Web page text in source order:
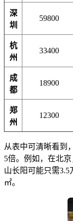
深
圳
59800
杭
州
33400
成
都
18900
郑
州
12300
从表中可清晰看到
5倍。例如，在北
山长阳可能只需
㎡。